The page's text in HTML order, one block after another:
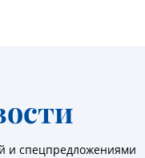
и спецпредложениями